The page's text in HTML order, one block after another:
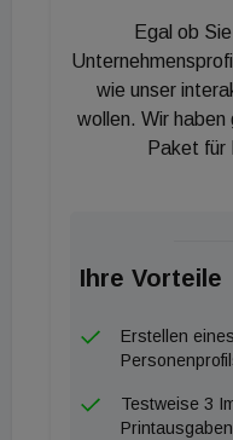
Marktzeitpunkt als
Fundamentaldaten
weiterhin hinter den
mit der Nachfrage
Das
Club-Ansatzes
weiteren Core-
Fondsmanagement
Segmente im
Egal ob
wie unser
wollen. Wir
Paket für
Ihre Vorteile
Erstellen
Testweise 3
Printausgaben